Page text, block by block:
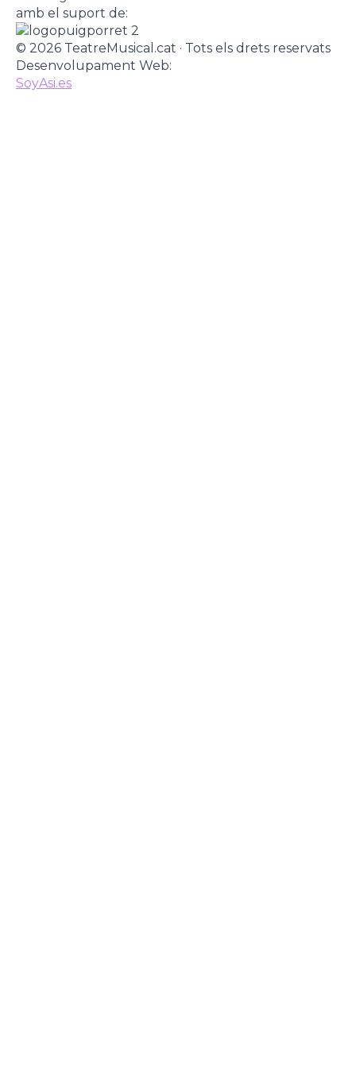
amb el suport de:
© 2026 TeatreMusical.cat · Tots els drets reservats
Desenvolupament Web:
SoyAsi.es